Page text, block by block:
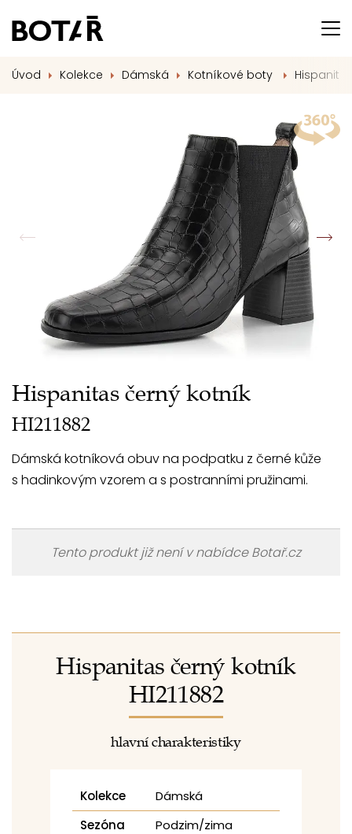
Úvod Kolekce Dámská Kotníkové boty
Hispanitas černý kotník
HI211882
Dámská kotníková obuv na podpatku z černé kůže
s hadinkovým vzorem a s postranními pružinami.
Tento produkt již není v nabídce Botař.cz
Hispanitas černý kotník
HI211882
hlavní charakteristiky
Kolekce
Dámská
Sezóna
Podzim/zima